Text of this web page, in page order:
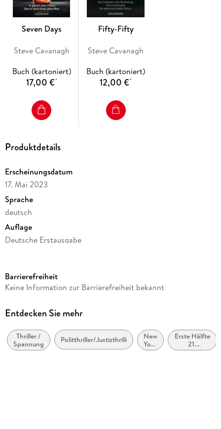
Seven Days
Steve Cavanagh
Buch (kartoniert)
17,00 €*
Fifty-Fifty
Steve Cavanagh
Buch (kartoniert)
12,00 €*
Produktdetails
Erscheinungsdatum
17. Mai 2023
Sprache
deutsch
Auflage
Deutsche Erstausgabe
Reihe
Autor/Autorin
Übersetzung
Jörn Ingwersen
Barrierefreiheit
Keine Information zur Barrierefreiheit bekannt
Entdecken Sie mehr
Thriller /
Spannung
Politthriller/Justizthriller
New
York
City
Erste Hälfte
21.
Jahrhundert